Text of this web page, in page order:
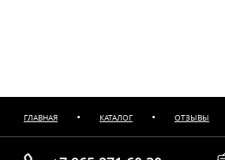
ГЛАВНАЯ • КАТАЛОГ • ОТЗЫВЫ